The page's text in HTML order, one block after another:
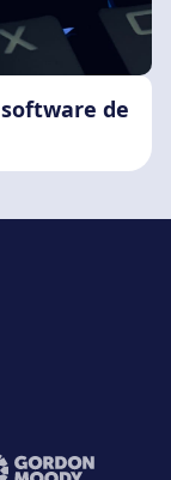
de